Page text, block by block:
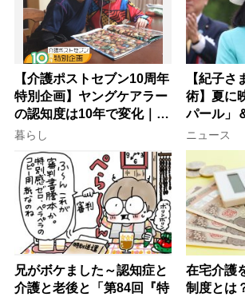
【介護ポストセブン10周年
特別企画】ヤングケアラー
の認知度は10年で変化｜流
行語大賞にノミネート、法
律にも明記されたが果たし
て現在は？
暮らし
【紀子さ
術】夏に
パール」
ぐ「揺れ
け方
ニュース
兄がボケました～認知症と
介護と老後と「第84回『特
在宅介護
制度とは